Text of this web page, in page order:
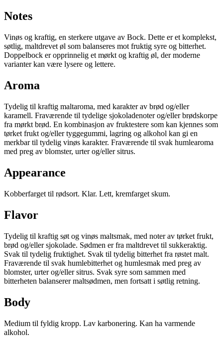
Notes
Vinøs og kraftig, en sterkere utgave av Bock. Dette er et komplekst,
søtlig, maltdrevet øl som balanseres mot fruktig syre og bitterhet.
Doppelbock er opprinnelig et mørkt og kraftig øl, der moderne
varianter kan være lysere og lettere.
Aroma
Tydelig til kraftig maltaroma, med karakter av brød og/eller
karamell. Fraværende til tydelige sjokoladenoter og/eller brødskorpe
fra mørkt brød. En kombinasjon av fruktestere som kan kjennes som
tørket frukt og/eller tyggegummi, lagring og alkohol kan gi en
merkbar til tydelig vinøs karakter. Fraværende til svak humlearoma
med preg av blomster, urter og/eller sitrus.
Appearance
Kobberfarget til rødsort. Klar. Lett, kremfarget skum.
Flavor
Tydelig til kraftig søt og vinøs maltsmak, med noter av tørket frukt,
brød og/eller sjokolade. Sødmen er fra maltdrevet til sukkeraktig.
Svak til tydelig fruktighet. Svak til tydelig bitterhet fra røstet malt.
Fraværende til svak humlebitterhet og humlesmak med preg av
blomster, urter og/eller sitrus. Svak syre som sammen med
bitterheten balanserer maltsødmen, men fortsatt i søtlig retning.
Body
Medium til fyldig kropp. Lav karbonering. Kan ha varmende
alkohol.